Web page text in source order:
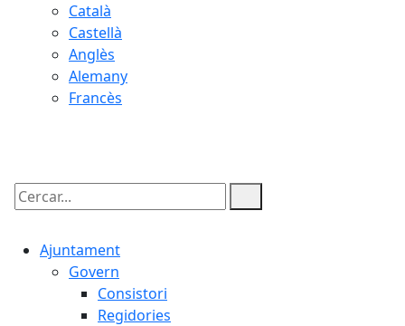
Català
Castellà
Anglès
Alemany
Francès
Cercar:
Ajuntament
Govern
Consistori
Regidories